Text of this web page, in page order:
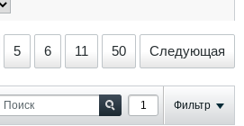
5 6 11 50 Следующая
Фильтр